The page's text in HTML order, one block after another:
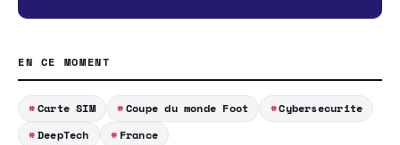
EN CE MOMENT
Carte SIM Coupe du monde Foot
Cybersecurite
DeepTech
France